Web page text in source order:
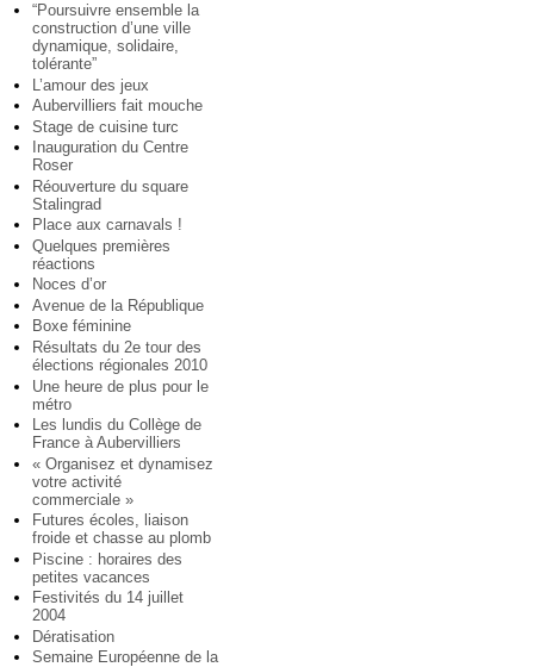
“Poursuivre ensemble la
construction d’une ville
dynamique, solidaire,
tolérante”
L’amour des jeux
Aubervilliers fait mouche
Stage de cuisine turc
Inauguration du Centre
Roser
Réouverture du square
Stalingrad
Place aux carnavals !
Quelques premières
réactions
Noces d’or
Avenue de la République
Boxe féminine
Résultats du 2e tour des
élections régionales 2010
Une heure de plus pour le
métro
Les lundis du Collège de
France à Aubervilliers
« Organisez et dynamisez
votre activité
commerciale »
Futures écoles, liaison
froide et chasse au plomb
Piscine : horaires des
petites vacances
Festivités du 14 juillet
2004
Dératisation
Semaine Européenne de la